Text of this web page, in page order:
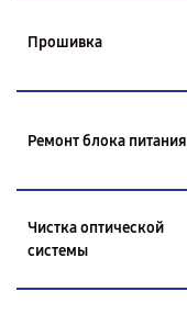
Прошивка
Ремонт блока питания
Чистка оптической
системы